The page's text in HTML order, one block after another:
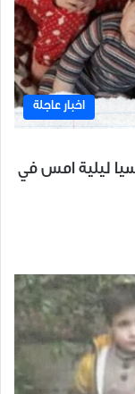
اخبار عاجلة
ليلية امس في